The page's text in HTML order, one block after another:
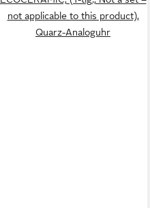
not applicable to this product),
Quarz-Analoguhr